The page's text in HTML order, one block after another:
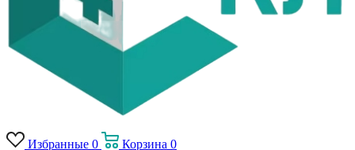
Избранные 0 Корзина 0